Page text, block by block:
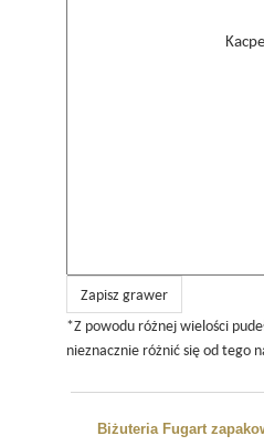
Zapisz grawer
*Z powodu różnej wielości
nieznacznie różnić się od tego
Biżuteria Fugart